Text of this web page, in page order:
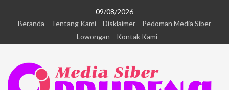
09/08/2026
Beranda
Tentang Kami Disklaimer
Pedoman Media Siber
Lowongan
Kontak Kami